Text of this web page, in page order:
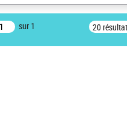
sur 1 20